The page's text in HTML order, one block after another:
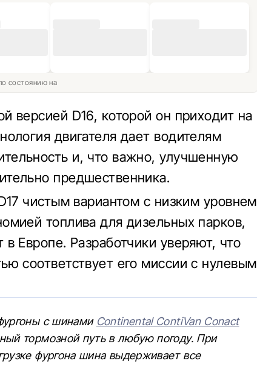
состоянию на
версией D16, которой он приходит на
двигателя дает водителям
и, что важно, улучшенную
предшественника.
чистым вариантом с низким уровнем
топлива для дизельных парков,
Европе. Разработчики уверяют, что
соответствует его миссии с нулевым
с шинами Continental ContiVan Conact
тормозной путь в любую погоду. При
фургона шина выдерживает все